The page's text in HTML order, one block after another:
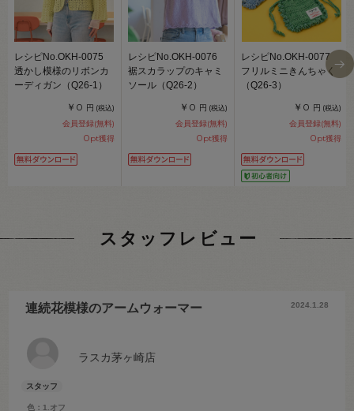
レシピNo.OKH-0075
透かし模様のリボンカ
ーディガン（Q26-1）
￥0 円 (税込)
会員登録(無料)
0pt獲得
レシピNo.OKH-0076
裾スカラップのキャミ
ソール（Q26-2）
￥0 円 (税込)
会員登録(無料)
0pt獲得
レシピNo.OKH-0077
フリルミニきんちゃく
（Q26-3）
￥0 円 (税込)
会員登録(無料)
0pt獲得
スタッフレビュー
ラスカ茅ヶ崎店
色：1.オフ
2024.1.28
連続花模様のアームウォーマー